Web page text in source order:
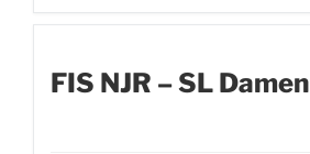
FIS NJR – SL Damen